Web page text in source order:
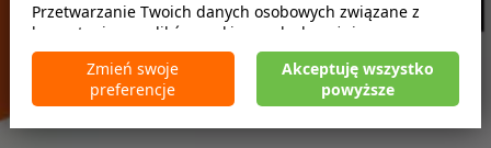
Brak limitu kilometrów
Bezpłatne odwołanie rezerwacji
Przetwarzanie Twoich danych osobowych związane z
korzystaniem z plików cookie w celach wyżej
wymienionych jest prowadzone przez CarFree sp. z o.o. z
siedzibą w Warszawie (02-677), ul. Cybernetyki 5,
będącego administratorem danych. W niektórych
Zmień swoje
preferencje
Akceptuję wszystko
powyższe